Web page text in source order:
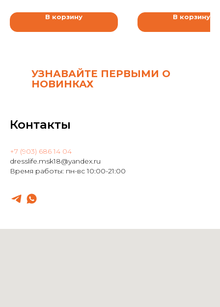
В корзину В корзину
УЗНАВАЙТЕ ПЕРВЫМИ О
НОВИНКАХ
Контакты
+7 (903) 686 14 04
dresslife.msk18@yandex.ru
Время работы: пн-вс 10:00-21:00